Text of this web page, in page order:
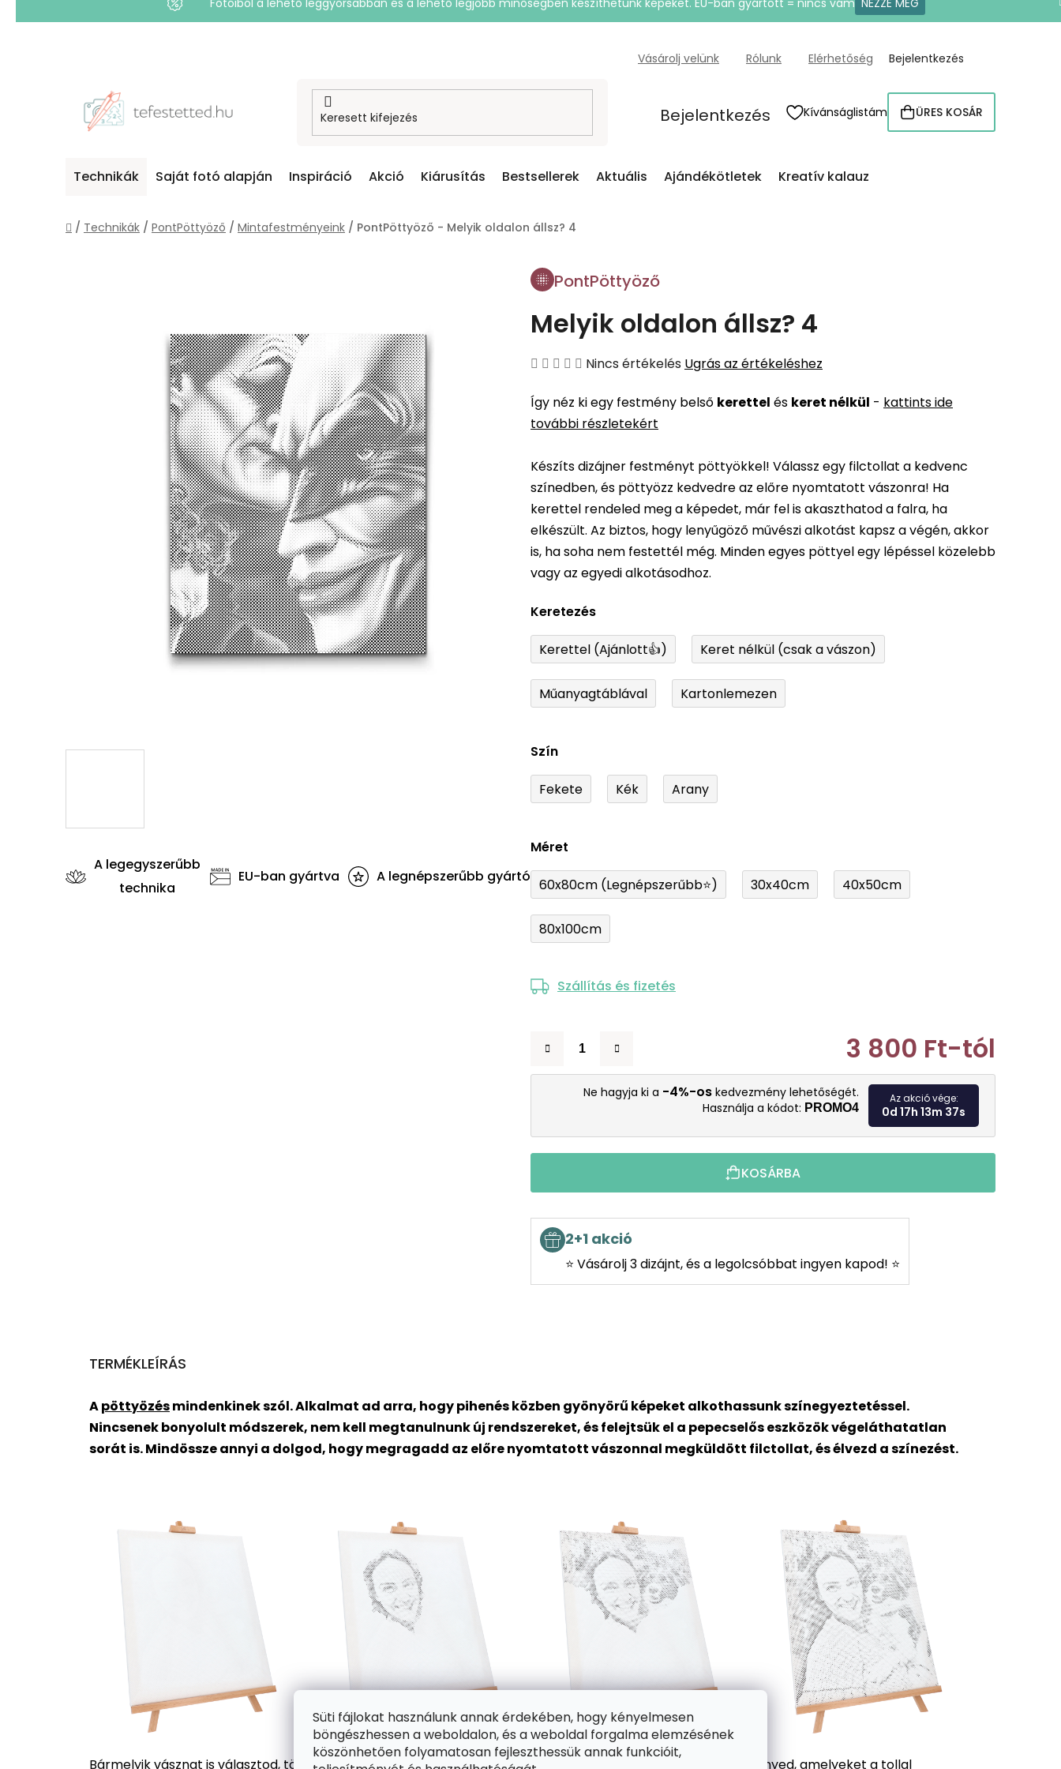
Süti fájlokat használunk annak érdekében, hogy kényelmesen
böngészhessen a weboldalon, és a weboldal forgalma elemzésének
köszönhetően folyamatosan fejleszthessük annak funkcióit,
Fotóiból a lehető leggyorsabban és a lehető legjobb minőségben készíthetünk képeket. EU-ban gyártott = nincs vám NÉZZE MEG
Vásárolj velünk Rólunk Elérhetőség Bejelentkezés
Bejelentkezés Kívánságlistám KOSÁR
ÜRES KOSÁR
Technikák Saját fotó alapján Inspiráció Akció Kiárusítás Bestsellerek Aktuális Ajándékötletek Kreatív kalauz
Kezdőlap
/ Technikák / PontPöttyöző / Mintafestményeink / PontPöttyöző - Melyik oldalon állsz? 4
PontPöttyöző
Melyik oldalon állsz? 4
A
átlagos
értékelése
ből
0,0
csillag.
Nincs értékelés Ugrás az értékeléshez
Így néz ki egy festmény belső kerettel és keret nélkül - kattints ide
további részletekért
Készíts dizájner festményt pöttyökkel! Válassz egy filctollat a kedvenc
színedben, és pöttyözz kedvedre az előre nyomtatott vászonra! Ha
kerettel rendeled meg a képedet, már fel is akaszthatod a falra, ha
elkészült. Az biztos, hogy lenyűgöző művészi alkotást kapsz a végén, akkor
is, ha soha nem festettél még. Minden egyes pöttyel egy lépéssel közelebb
vagy az egyedi alkotásodhoz.
Keretezés
Kerettel (Ajánlott👍) Keret nélkül (csak a vászon)
Műanyagtáblával Kartonlemezen
Szín
Fekete Kék Arany
Méret
60x80cm (Legnépszerűbb⭐) 30x40cm 40x50cm
80x100cm
Szállítás és fizetés
3 800 Ft-tól
Egységár:
Ne hagyja ki a -4%-os kedvezmény lehetőségét.
Használja a kódot: PROMO4
Az akció vége:
0d 17h 13m 35s
KOSÁRBA
2+1 akció
⭐ Vásárolj 3 dizájnt, és a legolcsóbbat ingyen kapod! ⭐
A legegyszerűbb
technika
EU-ban gyártva A legnépszerűbb gyártó
TERMÉKLEÍRÁS
Apöttyözésmindenkinek szól. Alkalmat ad arra, hogy pihenés közben gyönyörű képeket alkothassunk színegyeztetéssel.
Nincsenek bonyolult módszerek, nem kell megtanulnunk új rendszereket, és felejtsük el a pepecselős eszközök végeláthatatlan
sorát is. Mindössze annyi a dolgod, hogy megragadd az előre nyomtatott vászonnal megküldött filctollat, és élvezd a színezést.
Bármelyik vásznat is választod, több száz különböző méretű, előre nyomtatott kört fog tartalmazni a festményed, amelyeket a tollal